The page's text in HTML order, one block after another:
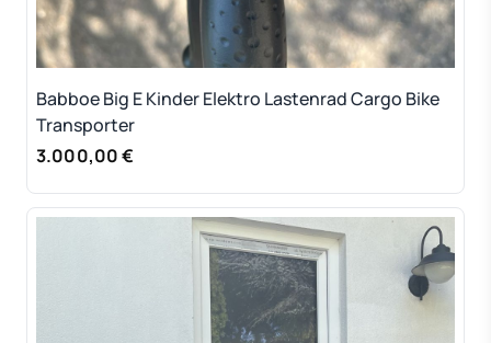
Babboe Big E Kinder Elektro Lastenrad Cargo Bike
Transporter
3.000,00 €